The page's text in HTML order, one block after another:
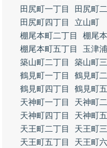
田尻町一丁目
田尻町
田尻町四丁目
立山町
棚尾本町二丁目
棚尾
棚尾本町五丁目
玉津
築山町二丁目
築山町
鶴見町一丁目
鶴見町
鶴見町四丁目
鶴見町
天神町一丁目
天神町
天神町四丁目
天神町
天王町二丁目
天王町
天王町五丁目
天王町